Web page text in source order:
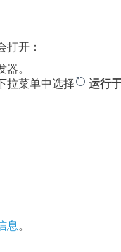
开：
。
拉菜单中选择 运行
息。